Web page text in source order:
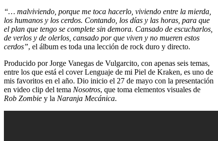
“… malviviendo, porque me toca hacerlo, viviendo entre la mierda,
los humanos y los cerdos. Contando, los días y las horas, para que
el plan que tengo se complete sin demora. Cansado de escucharlos,
de verlos y de olerlos, cansado por que viven y no mueren estos
cerdos”, el álbum es toda una lección de rock duro y directo.
Producido por Jorge Vanegas de Vulgarcito, con apenas seis temas,
entre los que está el cover Lenguaje de mi Piel de Kraken, es uno de
mis favoritos en el año. Dio inicio el 27 de mayo con la presentación
en video clip del tema Nosotros, que toma elementos visuales de
Rob Zombie y la Naranja Mecánica.